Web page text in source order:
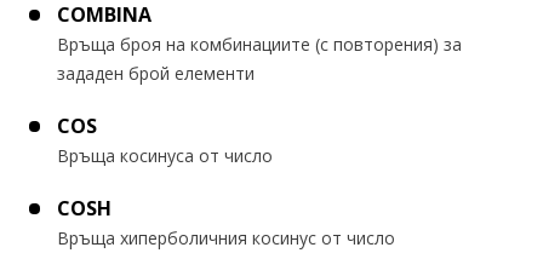
COMBINA
Връща броя на комбинациите (с повторения) за
зададен брой елементи
COS
Връща косинуса от число
COSH
Връща хиперболичния косинус от число